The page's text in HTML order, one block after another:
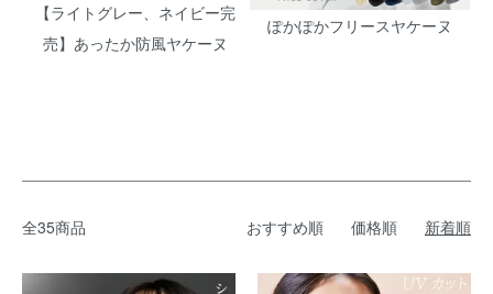
【ライトグレー、ネイビー完
売】あったか防風ヤケーヌ
ぽかぽかフリースヤケーヌ
全35商品 おすすめ順 価格順 新着順